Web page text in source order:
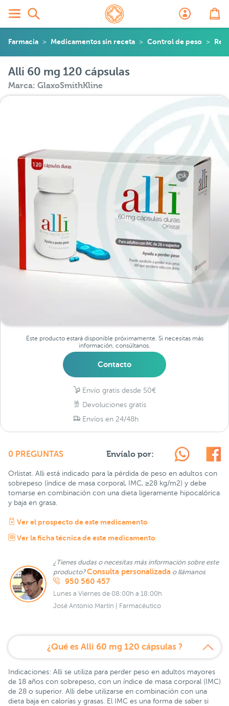
Farmacia Medicamentos sin receta Control de peso
Alli 60 mg 120 cápsulas
Marca: GlaxoSmithKline
Este producto estará disponible próximamente. Si necesitas más
información, consúltanos.
Contacto
Envío gratis desde 50€
Devoluciones gratis
Envíos en 24/48h
0 PREGUNTAS Envíalo por:
Orlistat. Alli está indicado para la pérdida de peso en adultos con
sobrepeso (índice de masa corporal, IMC, ≥28 kg/m2) y debe
tomarse en combinación con una dieta ligeramente hipocalórica
y baja en grasa.
Ver el prospecto de este medicamento
Ver la ficha técnica de este medicamento
¿Tienes dudas o necesitas más información sobre este
producto?Consulta personalizada o llámanos
950 560 457
Lunes a Viernes de 08:00h a 18:00h
José Antonio Martín | Farmacéutico
¿Qué es Alli 60 mg 120 cápsulas ?
Indicaciones: Alli se utiliza para perder peso en adultos mayores
de 18 años con sobrepeso, con un índice de masa corporal (IMC)
de 28 o superior. Alli debe utilizarse en combinación con una
dieta baja en calorías y grasas. El IMC es una forma de saber si